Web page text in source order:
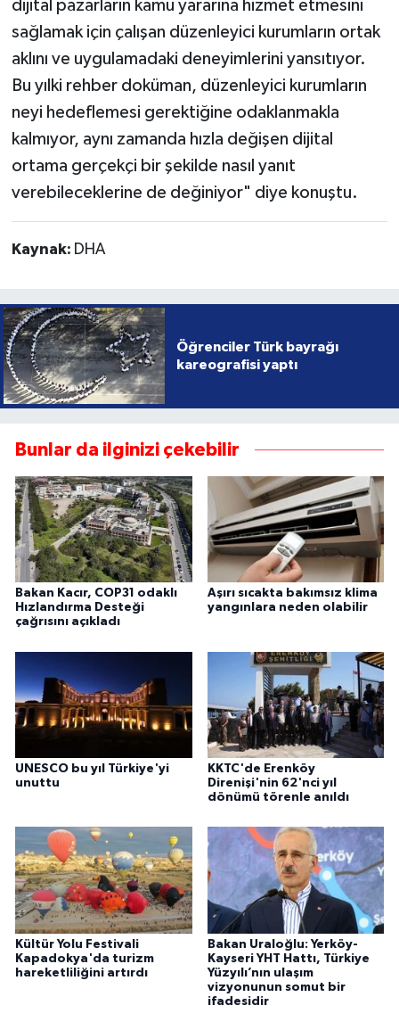
dijital pazarların kamu yararına hizmet etmesini
sağlamak için çalışan düzenleyici kurumların ortak
aklını ve uygulamadaki deneyimlerini yansıtıyor.
Bu yılki rehber doküman, düzenleyici kurumların
neyi hedeflemesi gerektiğine odaklanmakla
kalmıyor, aynı zamanda hızla değişen dijital
ortama gerçekçi bir şekilde nasıl yanıt
verebileceklerine de değiniyor" diye konuştu.
Kaynak: DHA
Öğrenciler Türk bayrağı
kareografisi yaptı
Bunlar da ilginizi çekebilir
Bakan Kacır, COP31 odaklı
Hızlandırma Desteği
çağrısını açıkladı
Aşırı sıcakta bakımsız klima
yangınlara neden olabilir
UNESCO bu yıl Türkiye'yi
unuttu
KKTC'de Erenköy
Direnişi'nin 62'nci yıl
dönümü törenle anıldı
Kültür Yolu Festivali
Kapadokya'da turizm
hareketliliğini artırdı
Bakan Uraloğlu: Yerköy-
Kayseri YHT Hattı, Türkiye
Yüzyılı’nın ulaşım
vizyonunun somut bir
ifadesidir